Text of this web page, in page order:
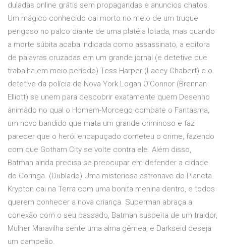
duladas online grátis sem propagandas e anuncios chatos.
Um mágico conhecido cai morto no meio de um truque
perigoso no palco diante de uma platéia lotada, mas quando
a morte súbita acaba indicada como assassinato, a editora
de palavras cruzadas em um grande jornal (e detetive que
trabalha em meio período) Tess Harper (Lacey Chabert) e o
detetive da polícia de Nova York Logan O’Connor (Brennan
Elliott) se unem para descobrir exatamente quem Desenho
animado no qual o Homem-Morcego combate o Fantasma,
um novo bandido que mata um grande criminoso e faz
parecer que o herói encapuçado cometeu o crime, fazendo
com que Gotham City se volte contra ele. Além disso,
Batman ainda precisa se preocupar em defender a cidade
do Coringa. (Dublado) Uma misteriosa astronave do Planeta
Krypton cai na Terra com uma bonita menina dentro, e todos
querem conhecer a nova criança. Superman abraça a
conexão com o seu passado, Batman suspeita de um traidor,
Mulher Maravilha sente uma alma gêmea, e Darkseid deseja
um campeão.